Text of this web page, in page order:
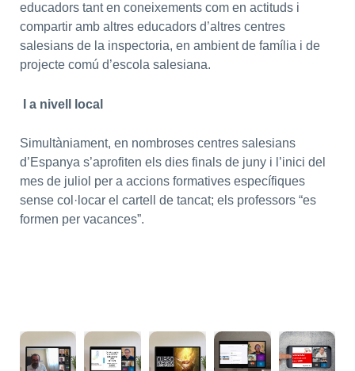
educadors tant en coneixements com en actituds i
compartir amb altres educadors d’altres centres
salesians de la inspectoria, en ambient de família i de
projecte comú d’escola salesiana.
I a nivell local
Simultàniament, en nombroses centres salesians
d’Espanya s’aprofiten els dies finals de juny i l’inici del
mes de juliol per a accions formatives específiques
sense col·locar el cartell de tancat; els professors “es
formen per vacances”.